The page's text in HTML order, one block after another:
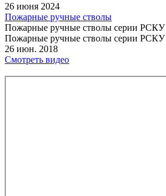
26 июня 2024
Пожарные ручные стволы
Пожарные ручные стволы серии РСКУ
Пожарные ручные стволы серии РСКУ
26 июн. 2018
Смотреть видео